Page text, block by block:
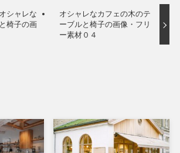
シャレな
椅子の画
オシャレなカフェの木のテ
ーブルと椅子の画像・フリ
ー素材０４